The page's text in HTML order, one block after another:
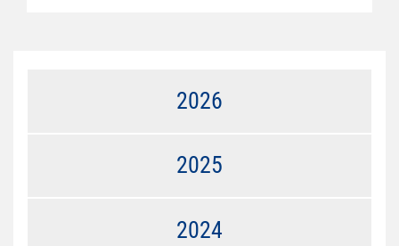
2026
2025
2024